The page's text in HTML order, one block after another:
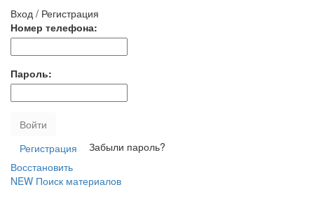
Вход / Регистрация
Номер телефона:
Пароль:
Войти
Регистрация
Забыли пароль?
Восстановить
NEW Поиск материалов